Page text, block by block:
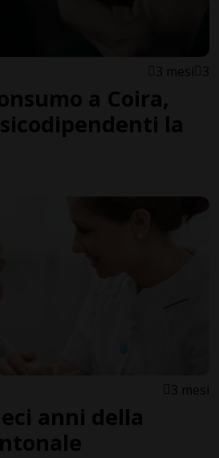
3 mesi 3
a Coira,
la
3 mesi
anni della